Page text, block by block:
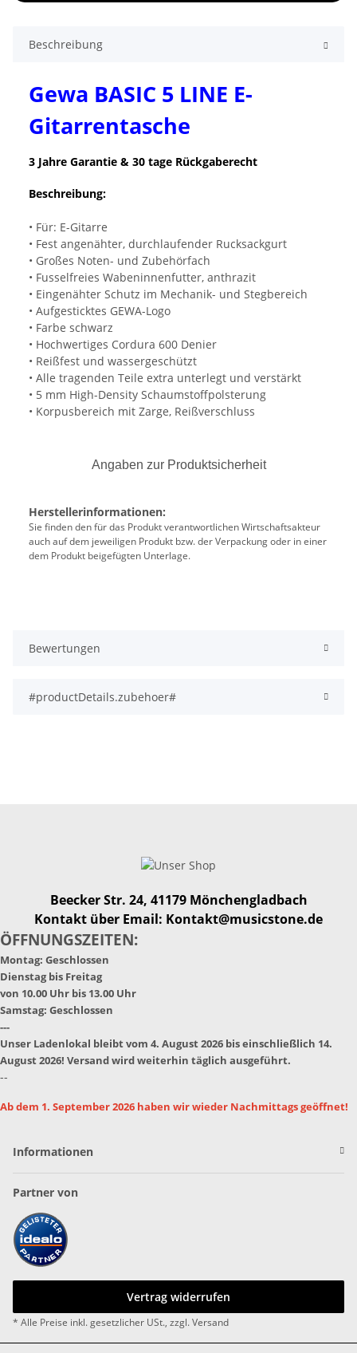
Beschreibung
Gewa BASIC 5 LINE E-
Gitarrentasche
3 Jahre Garantie & 30 tage Rückgaberecht
Beschreibung:
• Für: E-Gitarre
• Fest angenähter, durchlaufender Rucksackgurt
• Großes Noten- und Zubehörfach
• Fusselfreies Wabeninnenfutter, anthrazit
• Eingenähter Schutz im Mechanik- und Stegbereich
• Aufgesticktes GEWA-Logo
• Farbe schwarz
• Hochwertiges Cordura 600 Denier
• Reißfest und wassergeschützt
• Alle tragenden Teile extra unterlegt und verstärkt
• 5 mm High-Density Schaumstoffpolsterung
• Korpusbereich mit Zarge, Reißverschluss
Angaben zur Produktsicherheit
Herstellerinformationen:
Sie finden den für das Produkt verantwortlichen Wirtschaftsakteur
auch auf dem jeweiligen Produkt bzw. der Verpackung oder in einer
dem Produkt beigefügten Unterlage.
Bewertungen
#productDetails.zubehoer#
Beecker Str. 24, 41179 Mönchengladbach
Kontakt über Email: Kontakt@musicstone.de
ÖFFNUNGSZEITEN:
Montag: Geschlossen
Dienstag bis Freitag
von 10.00 Uhr bis 13.00 Uhr
Samstag: Geschlossen
---
Unser Ladenlokal bleibt vom 4. August 2026 bis einschließlich 14.
August 2026! Versand wird weiterhin täglich ausgeführt.
--
Ab dem 1. September 2026 haben wir wieder Nachmittags geöffnet!
Informationen
Partner von
Vertrag widerrufen
* Alle Preise inkl. gesetzlicher USt., zzgl.Versand